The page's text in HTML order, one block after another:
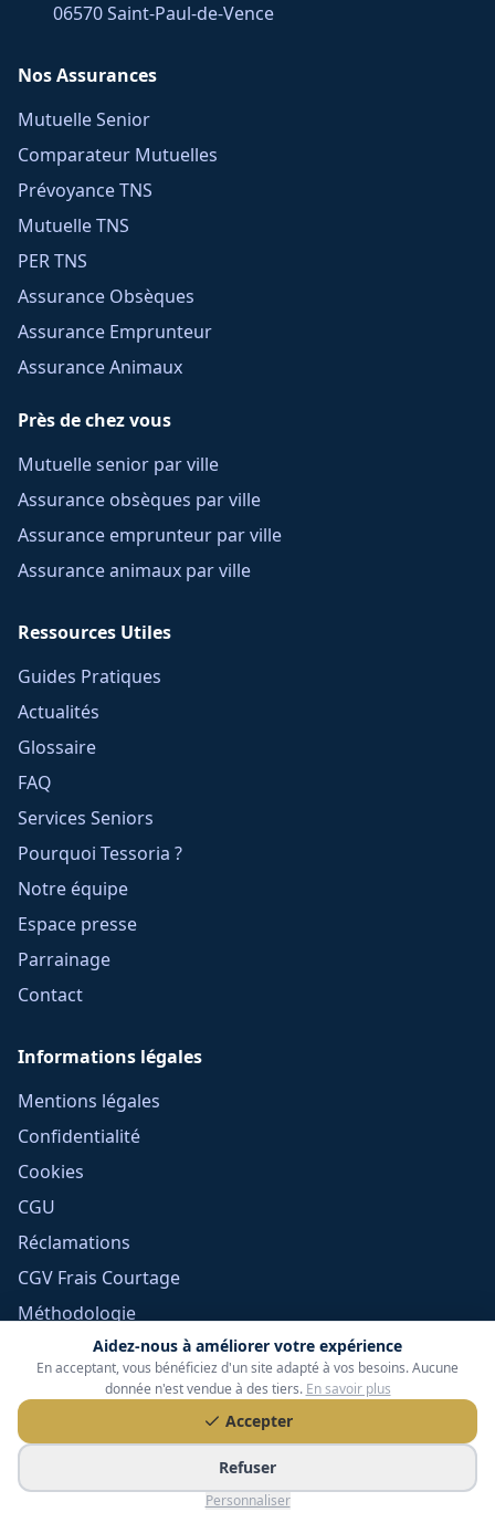
Aidez-nous à améliorer votre expérience
En acceptant, vous bénéficiez d'un site adapté à vos besoins. Aucune
donnée n'est vendue à des tiers. En savoir plus
Accepter
Refuser
Personnaliser
06570 Saint-Paul-de-Vence
Nos Assurances
Mutuelle Senior
Comparateur Mutuelles
Prévoyance TNS
Mutuelle TNS
PER TNS
Assurance Obsèques
Assurance Emprunteur
Assurance Animaux
Près de chez vous
Mutuelle senior par ville
Assurance obsèques par ville
Assurance emprunteur par ville
Assurance animaux par ville
Ressources Utiles
Guides Pratiques
Actualités
Glossaire
FAQ
Services Seniors
Pourquoi Tessoria ?
Notre équipe
Espace presse
Parrainage
Contact
Informations légales
Mentions légales
Confidentialité
Cookies
CGU
Réclamations
CGV Frais Courtage
Méthodologie
Devoir de conseil
Politique éditoriale